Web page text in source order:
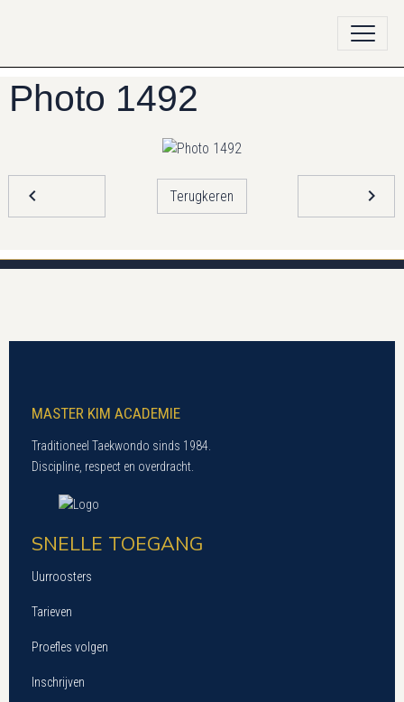
Photo 1492
Terugkeren
MASTER KIM ACADEMIE
Traditioneel Taekwondo sinds 1984.
Discipline, respect en overdracht.
SNELLE TOEGANG
Uurroosters
Tarieven
Proefles volgen
Inschrijven